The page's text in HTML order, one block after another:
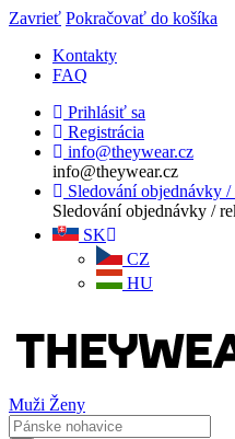
Zavrieť Pokračovať do košíka
Kontakty
FAQ
Prihlásiť sa
Registrácia
info@theywear.cz
info@theywear.cz
Sledování objednávky
Sledování objednávky /
SK
CZ
HU
Muži Ženy